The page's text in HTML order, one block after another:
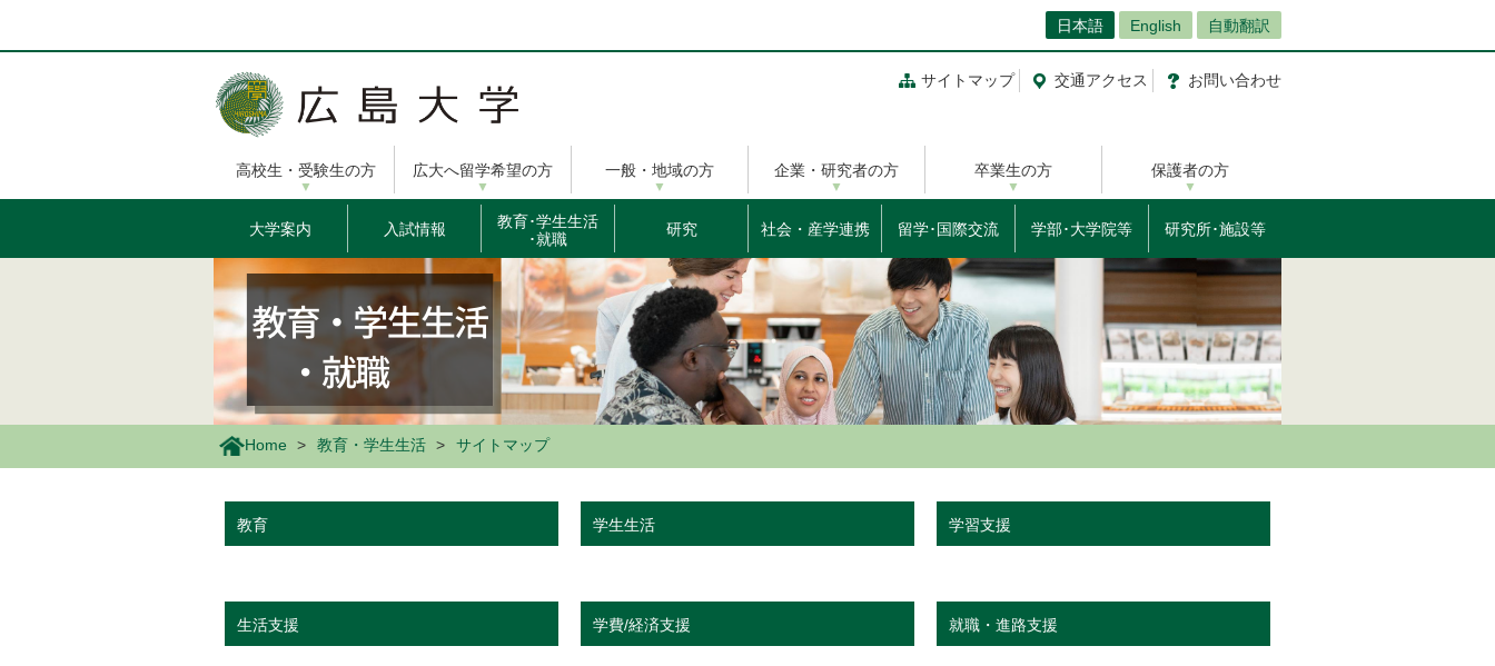
ン
に
日本語 English 自動翻訳
サイトマップ 交通アクセス お問い合わせ
高校生・受験生の方 広大へ留学希望の方 一般・地域の方 企業・研究者の方 卒業生の方 保護者の方
大学案内 入試情報
教育･学生生活
･就職
研究 社会・産学連携 留学･国際交流 学部･大学院等 研究所･施設等
Home 教育・学生生活 サイトマップ
教育 学生生活 学習支援
生活支援 学費/経済支援 就職・進路支援